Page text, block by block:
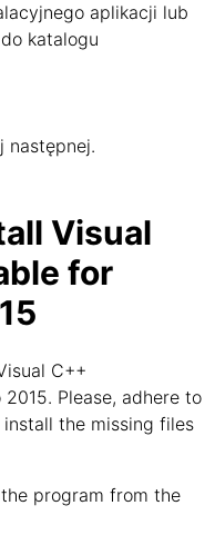
aplikacji lub
katalogu
następnej.
Visual
for
C++
Please, adhere to
the missing files
program from the